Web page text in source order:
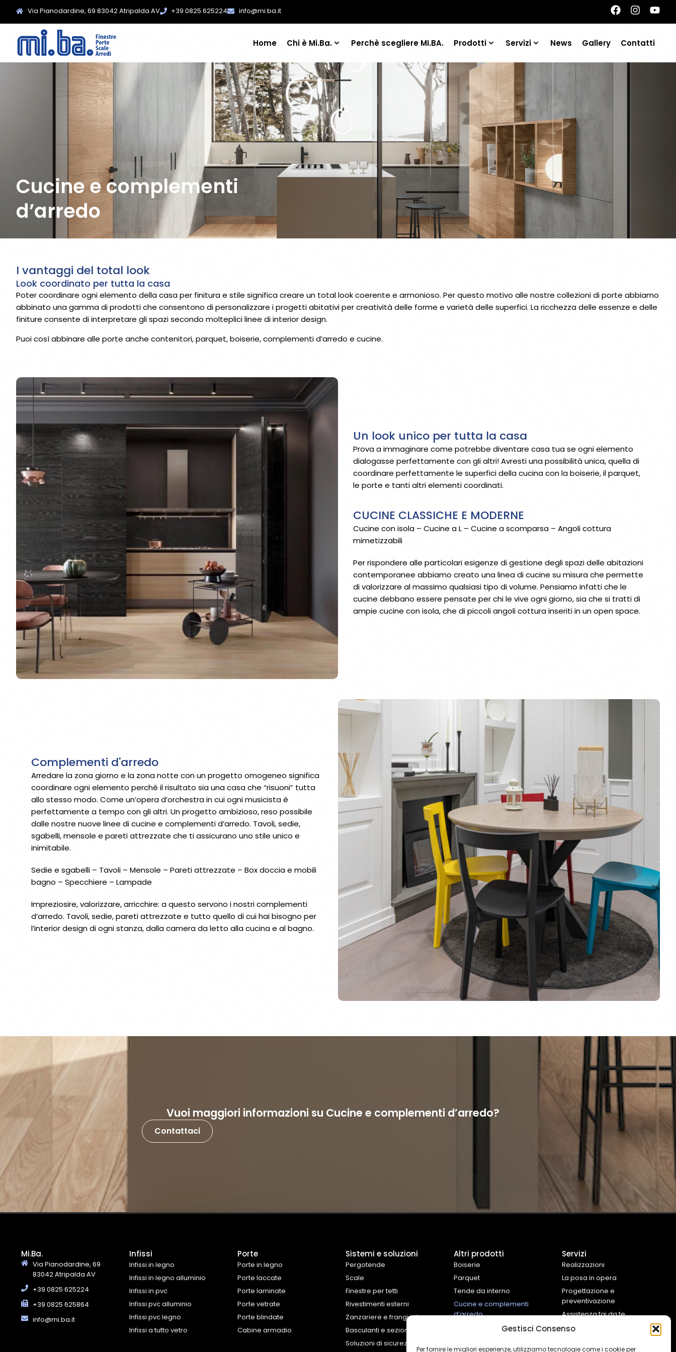
Gestisci Consenso
Per fornire le migliori esperienze, utilizziamo tecnologie come i cookie per
Via Pianodardine, 69 83042 Atripalda AV +39 0825 625224 info@mi.ba.it
Home Chi è Mi.Ba. Perchè scegliere MI.BA. Prodotti Servizi News Gallery Contatti
Cucine e complementi
d’arredo
I vantaggi del total look
Look coordinato per tutta la casa
Poter coordinare ogni elemento della casa per finitura e stile significa creare un total look coerente e armonioso. Per questo motivo alle nostre collezioni di porte abbiamo
abbinato una gamma di prodotti che consentono di personalizzare i progetti abitativi per creatività delle forme e varietà delle superfici. La ricchezza delle essenze e delle
finiture consente di interpretare gli spazi secondo molteplici linee di interior design.
Puoi così abbinare alle porte anche contenitori, parquet, boiserie, complementi d’arredo e cucine.
Un look unico per tutta la casa
Prova a immaginare come potrebbe diventare casa tua se ogni elemento
dialogasse perfettamente con gli altri! Avresti una possibilità unica, quella di
coordinare perfettamente le superfici della cucina con la boiserie, il parquet,
le porte e tanti altri elementi coordinati.
CUCINE CLASSICHE E MODERNE
Cucine con isola – Cucine a L – Cucine a scomparsa – Angoli cottura
mimetizzabili
Per rispondere alle particolari esigenze di gestione degli spazi delle abitazioni
contemporanee abbiamo creato una linea di cucine su misura che permette
di valorizzare al massimo qualsiasi tipo di volume. Pensiamo infatti che le
cucine debbano essere pensate per chi le vive ogni giorno, sia che si tratti di
ampie cucine con isola, che di piccoli angoli cottura inseriti in un open space.
Complementi d'arredo
Arredare la zona giorno e la zona notte con un progetto omogeneo significa
coordinare ogni elemento perché il risultato sia una casa che “risuoni” tutta
allo stesso modo. Come un’opera d’orchestra in cui ogni musicista è
perfettamente a tempo con gli altri. Un progetto ambizioso, reso possibile
dalle nostre nuove linee di cucine e complementi d’arredo. Tavoli, sedie,
sgabelli, mensole e pareti attrezzate che ti assicurano uno stile unico e
inimitabile.
Sedie e sgabelli – Tavoli – Mensole – Pareti attrezzate – Box doccia e mobili
bagno – Specchiere – Lampade
Impreziosire, valorizzare, arricchire: a questo servono i nostri complementi
d’arredo. Tavoli, sedie, pareti attrezzate e tutto quello di cui hai bisogno per
l’interior design di ogni stanza, dalla camera da letto alla cucina e al bagno.
Vuoi maggiori informazioni su Cucine e complementi d’arredo?
Contattaci
Mi.Ba.
Via Pianodardine, 69
83042 Atripalda AV
+39 0825 625224
+39 0825 625864
info@mi.ba.it
Infissi
Infissi in legno
Infissi in legno alluminio
Infissi in pvc
Infissi pvc alluminio
Infissi pvc legno
Infissi a tutto vetro
Porte
Porte in legno
Porte laccate
Porte laminate
Porte vetrate
Porte blindate
Cabine armadio
Sistemi e soluzioni
Pergotende
Scale
Finestre per tetti
Rivestimenti esterni
Zanzariere e frangisole
Basculanti e sezionali
Soluzioni di sicurezza
Altri prodotti
Boiserie
Parquet
Tende da interno
Cucine e complementi
d’arredo
Controtelai Scrigno
Servizi
Realizzazioni
La posa in opera
Progettazione e
preventivazione
Assistenza fai da te